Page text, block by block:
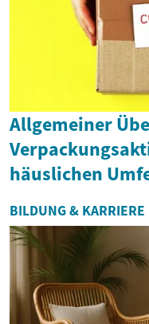
Allgemeiner
häuslichen
BILDUNG & KARRIERE